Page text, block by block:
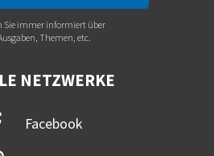
Sie immer informiert über
Themen, etc.
NETZWERKE
Facebook